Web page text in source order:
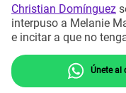
Christian Domínguez
interpuso a Melanie
e incitar a que no
Únete al